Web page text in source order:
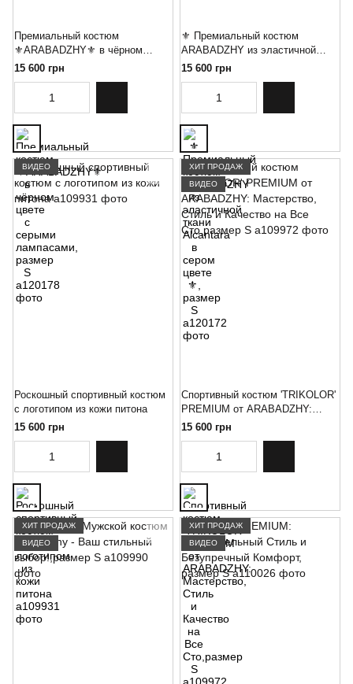
Премиальный костюм
⚜️ARABADZHY⚜️ в чёрном
цвете с серыми лампасами,
15 600 грн
⚜️ Премиальный костюм
ARABADZHY из эластичной
ткани Alcantara в сером цвете
15 600 грн
ВИДЕО
Роскошный спортивный костюм
с логотипом из кожи питона
15 600 грн
ХИТ ПРОДАЖ
ВИДЕО
Спортивный костюм 'TRIKOLOR'
PREMIUM от ARABADZHY:
Мастерство, Стиль и Качество
15 600 грн
ХИТ ПРОДАЖ
ВИДЕО
ХИТ ПРОДАЖ
ВИДЕО